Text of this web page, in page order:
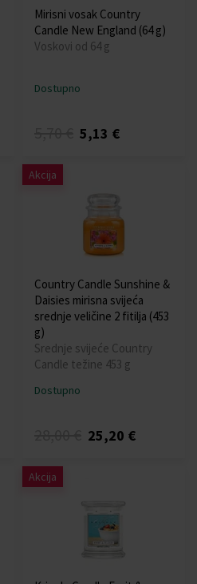
Mirisni vosak Country
Candle New England (64 g)
Voskovi od 64 g
Dostupno
5,13 €
Akcija
Country Candle Sunshine &
Daisies mirisna svijeća
srednje veličine 2 fitilja (453
g)
Srednje svijeće Country
Candle težine 453 g
Dostupno
25,20 €
Akcija